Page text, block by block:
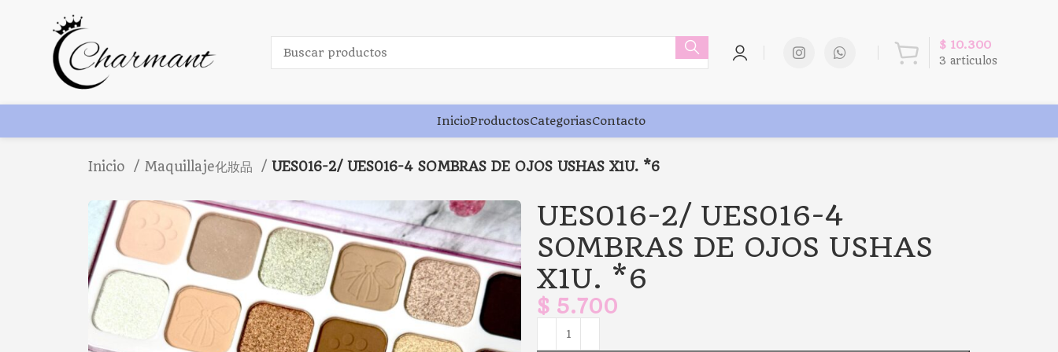
3 articulos
$ 10.300
InicioProductosCategoriasContacto
Inicio Maquillaje化妝品 UES016-2/ UES016-4 SOMBRAS DE OJOS USHAS X1U. *6
UES016-2/ UES016-4
SOMBRAS DE OJOS USHAS
X1U. *6
$ 5.700